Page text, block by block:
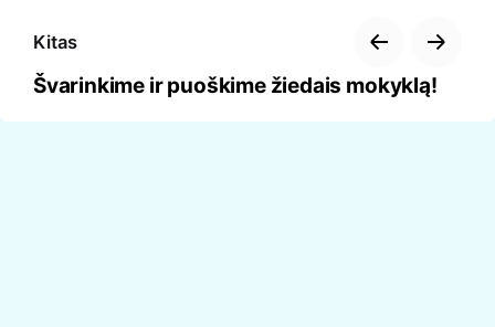
Kitas
Švarinkime ir puoškime žiedais mokyklą!